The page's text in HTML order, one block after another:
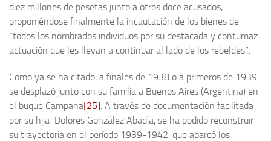
diez millones de pesetas junto a otros doce acusados,
proponiéndose finalmente la incautación de los bienes de
“todos los nombrados individuos por su destacada y contumaz
actuación que les llevan a continuar al lado de los rebeldes”.
Como ya se ha citado, a finales de 1938 o a primeros de 1939
se desplazó junto con su familia a Buenos Aires (Argentina) en
el buque Campana[25]. A través de documentación facilitada
por su hija Dolores González Abadía, se ha podido reconstruir
su trayectoria en el período 1939-1942, que abarcó los